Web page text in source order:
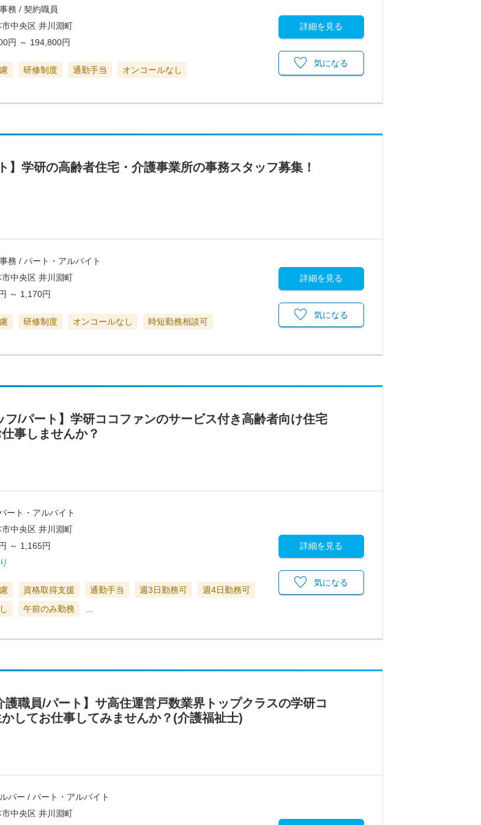
務 / 契約職員
中央区 井川淵町
円 ～ 194,800円
研修制度 通勤手当 オンコールなし
詳細を見る
気になる
】学研の高齢者住宅・介護事業所の事務スタッフ募集！
務 / パート・アルバイト
中央区 井川淵町
～ 1,170円
研修制度 オンコールなし 時短勤務相談可
詳細を見る
気になる
フ/パート】学研ココファンのサービス付き高齢者向け住宅
事しませんか？
ート・アルバイト
中央区 井川淵町
～ 1,165円
資格取得支援 通勤手当 週3日勤務可
週4日勤務可
午前のみ勤務
詳細を見る
気になる
護職員/パート】サ高住運営戸数業界トップクラスの学研コ
してお仕事してみませんか？(介護福祉士)
パー / パート・アルバイト
中央区 井川淵町